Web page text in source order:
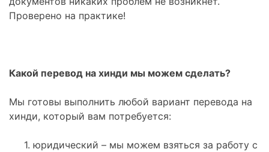
Проверено на практике!
Какой перевод на хинди мы можем сделать?
Мы готовы выполнить любой вариант перевода на
хинди, который вам потребуется:
1. юридический – мы можем взяться за работу с